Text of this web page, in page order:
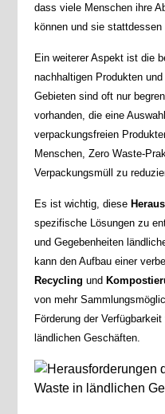
dass viele Menschen ihre
können und sie
Ein weiterer Aspekt ist die
nachhaltigen Produkten
Gebieten sind oft nur
vorhanden, die eine
verpackungsfreien
Menschen, Zero Waste-
Verpackungsmüll zu
Es ist wichtig, diese
spezifische Lösungen zu
und Gegebenheiten
kann den Aufbau einer
Recycling und
von mehr
Förderung der
ländlichen Geschäften.